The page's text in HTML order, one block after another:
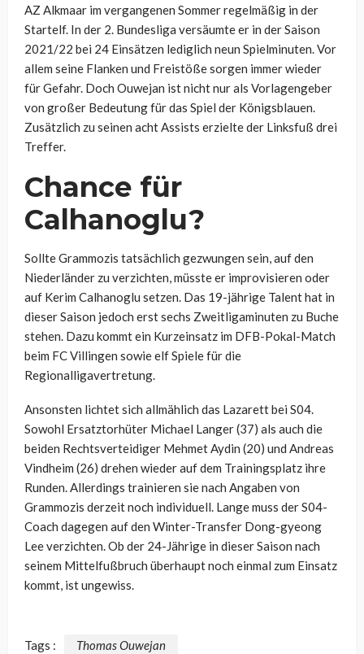
AZ Alkmaar im vergangenen Sommer regelmäßig in der
Startelf. In der 2. Bundesliga versäumte er in der Saison
2021/22 bei 24 Einsätzen lediglich neun Spielminuten. Vor
allem seine Flanken und Freistöße sorgen immer wieder
für Gefahr. Doch Ouwejan ist nicht nur als Vorlagengeber
von großer Bedeutung für das Spiel der Königsblauen.
Zusätzlich zu seinen acht Assists erzielte der Linksfuß drei
Treffer.
Chance für
Calhanoglu?
Sollte Grammozis tatsächlich gezwungen sein, auf den
Niederländer zu verzichten, müsste er improvisieren oder
auf Kerim Calhanoglu setzen. Das 19-jährige Talent hat in
dieser Saison jedoch erst sechs Zweitligaminuten zu Buche
stehen. Dazu kommt ein Kurzeinsatz im DFB-Pokal-Match
beim FC Villingen sowie elf Spiele für die
Regionalligavertretung.
Ansonsten lichtet sich allmählich das Lazarett bei S04.
Sowohl Ersatztorhüter Michael Langer (37) als auch die
beiden Rechtsverteidiger Mehmet Aydin (20) und Andreas
Vindheim (26) drehen wieder auf dem Trainingsplatz ihre
Runden. Allerdings trainieren sie nach Angaben von
Grammozis derzeit noch individuell. Lange muss der S04-
Coach dagegen auf den Winter-Transfer Dong-gyeong
Lee verzichten. Ob der 24-Jährige in dieser Saison nach
seinem Mittelfußbruch überhaupt noch einmal zum Einsatz
kommt, ist ungewiss.
Tags : Thomas Ouwejan